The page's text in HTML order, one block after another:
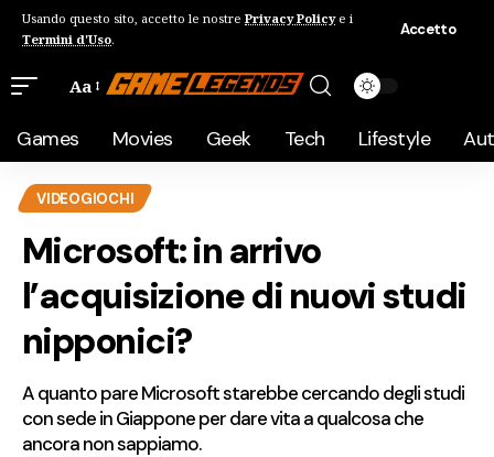
Usando questo sito, accetto le nostre Privacy Policye i
Termini d'Uso.
Accetto
Aa
Games Movies Geek Tech Lifestyle
VIDEOGIOCHI
Microsoft: in arrivo
l’acquisizione di nuovi studi
nipponici?
A quanto pare Microsoft starebbe cercando degli studi
con sede in Giappone per dare vita a qualcosa che
ancora non sappiamo.